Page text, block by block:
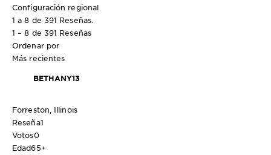
Configuración regional
1 a 8 de 391 Reseñas.
1 – 8 de 391 Reseñas
Ordenar por
Más recientes
BETHANY13
Forreston, Illinois
Reseña1
Votos0
Edad65+